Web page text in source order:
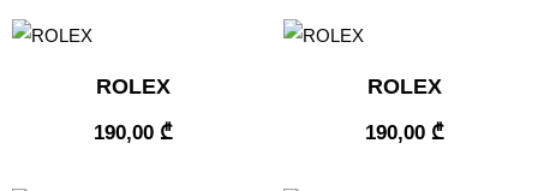
Აქსესუარები
Ჩვენ Შესახებ
ROLEX
190,00 ₾
ROLEX
190,00 ₾